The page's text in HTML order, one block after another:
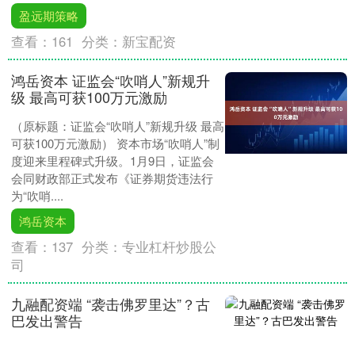
盈远期策略
查看： 161 分类： 新宝配资
鸿岳资本 证监会“吹哨人”新规升
级 最高可获100万元激励
（原标题：证监会“吹哨人”新规升级 最高
可获100万元激励） 资本市场“吹哨人”制
度迎来里程碑式升级。1月9日，证监会
会同财政部正式发布《证券期货违法行
为“吹哨....
鸿岳资本
查看： 137 分类：专业杠杆炒股公
司
九融配资端 “袭击佛罗里达”？古
巴发出警告